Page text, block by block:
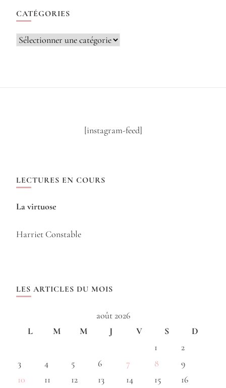
CATÉGORIES
Catégories
[instagram-feed]
LECTURES EN COURS
La virtuose
Harriet Constable
LES ARTICLES DU MOIS
août 2026
L
M M J V S
D
1
2
3
4 5 6 7 8
9
10
11 12 13 14 15
16